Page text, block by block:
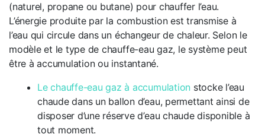
(naturel, propane ou butane) pour chauffer l’eau.
L’énergie produite par la combustion est transmise à
l’eau qui circule dans un échangeur de chaleur. Selon le
modèle et le type de chauffe-eau gaz, le système peut
être à accumulation ou instantané.
Le chauffe-eau gaz à accumulation stocke l’eau
chaude dans un ballon d’eau, permettant ainsi de
disposer d’une réserve d’eau chaude disponible à
tout moment.